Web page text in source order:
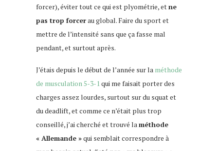
forcer), éviter tout ce qui est plyométrie, etne
pas trop forcerau global. Faire du sport et
mettre de l’intensité sans que ça fasse mal
pendant, et surtout après.
J’étais depuis le début de l’année sur la méthode
de musculation 5-3-1qui me faisait porter des
charges assez lourdes, surtout sur du squat et
du deadlift, et comme ce n’était plus trop
conseillé, j’ai cherché et trouvé laméthode
« Allemande »qui semblait correspondre à